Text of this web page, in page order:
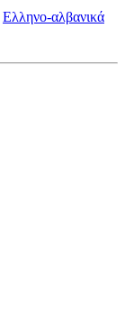
Ελληνο-αλβανικά